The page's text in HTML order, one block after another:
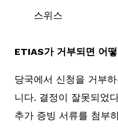
스위스
ETIAS가 거부되면 어
당국에서 신청을 거부
니다. 결정이 잘못되었
추가 증빙 서류를 첨부